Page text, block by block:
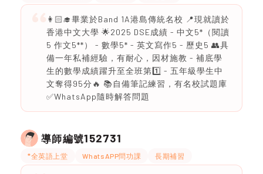
👩🏻‍🎓畢業於Band 1A港島傳統名校 📍現就讀於
香港中文大學 🌟2025 DSE成績 - 中文5*（閱讀
5 作文5**） - 數學5* - 英文寫作5 - 歷史5 👥具
備一年私補經驗，有耐心，因材施教 - 補底學
生的數學成績躍升至全班第1️⃣ - 五年級學生中
文奪得95分🔥 📚自備筆記練習，有名校試題庫
✅WhatsApp隨時解答問題
導師編號152731
*全英語上堂 WhatsAPP問功課 長期補習